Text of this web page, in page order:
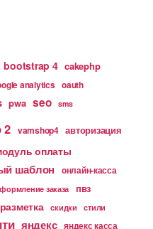
bootstrap 4 cakephp
analytics oauth
pwa seo sms
2 vamshop4 авторизация
оплаты
шаблон онлайн-касса
заказа пвз
скидки стили
яндекс яндекс касса